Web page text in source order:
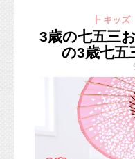
┣ キッズ
3歳の七五三
の3歳七五